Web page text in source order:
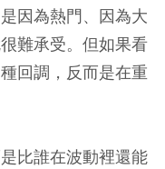
因為熱門、因為大
難承受。但如果看
回調，反而是在重
比誰在波動裡還能